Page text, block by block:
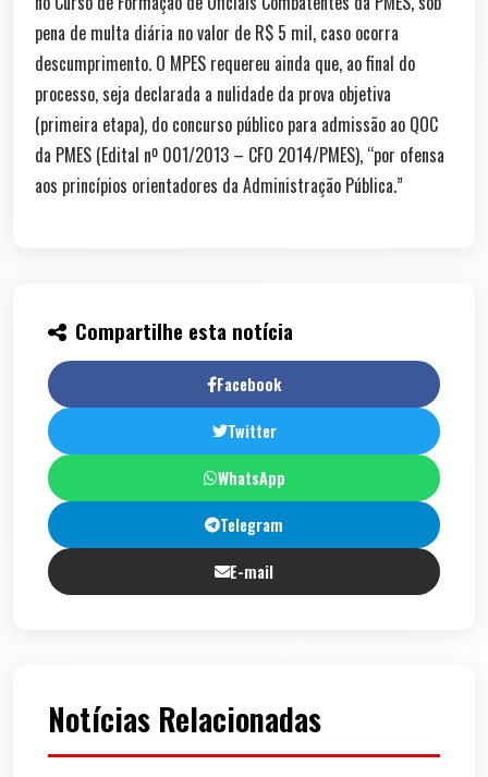
pena de multa diária no valor de R$ 5 mil, caso ocorra
descumprimento. O MPES requereu ainda que, ao final do
processo, seja declarada a nulidade da prova objetiva
(primeira etapa), do concurso público para admissão ao QOC
da PMES (Edital nº 001/2013 – CFO 2014/PMES), “por ofensa
aos princípios orientadores da Administração Pública.”
Compartilhe esta notícia
Facebook
Twitter
WhatsApp
Telegram
E-mail
Notícias Relacionadas